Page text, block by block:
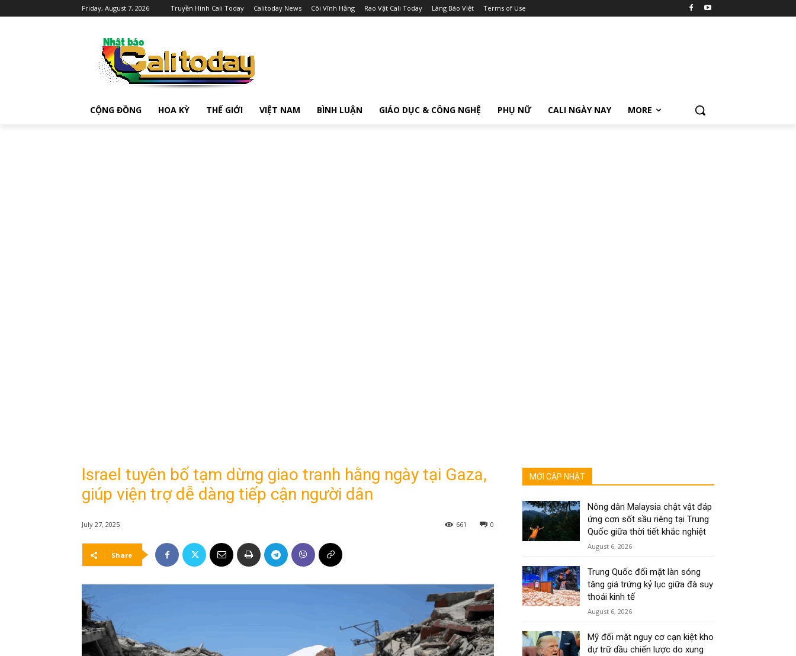
Friday, August 7, 2026 Truyền Hình Cali Today Calitoday News Cõi Vĩnh Hằng Rao Vặt Cali Today Làng Báo Việt Terms of Use
CỘNG ĐỒNG HOA KỲ THẾ GIỚI VIỆT NAM BÌNH LUẬN GIÁO DỤC & CÔNG NGHỆ PHỤ NỮ CALI NGÀY NAY MORE
Israel tuyên bố tạm dừng giao tranh hằng ngày tại Gaza,
giúp viện trợ dễ dàng tiếp cận người dân
July 27, 2025 0
661
Share
MỚI CẬP NHẬT
Nông dân Malaysia chật vật đáp
ứng cơn sốt sầu riêng tại Trung
Quốc giữa thời tiết khắc nghiệt
August 6, 2026
Trung Quốc đối mặt làn sóng
tăng giá trứng kỷ lục giữa đà suy
thoái kinh tế
August 6, 2026
Mỹ đối mặt nguy cơ cạn kiệt kho
dự trữ dầu chiến lược do xung